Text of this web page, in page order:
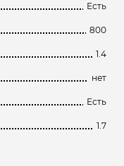
Есть
800
1.4
нет
Есть
1.7